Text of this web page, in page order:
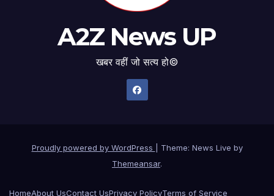
A2Z News UP
खबर वहीं जो सत्य हो©
Proudly powered by WordPress
Theme: News Live by
Themeansar.
HomeAbout UsContact UsPrivacy PolicyTerms of Service